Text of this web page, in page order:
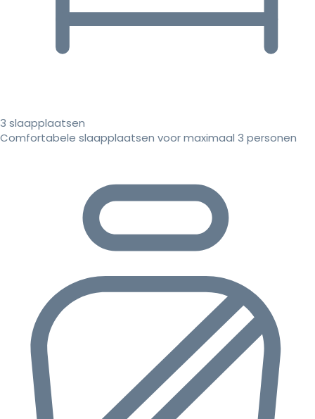
3 slaapplaatsen
Comfortabele slaapplaatsen voor maximaal 3 personen